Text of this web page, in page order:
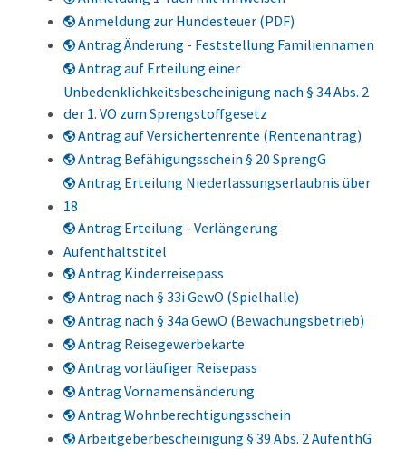
Anmeldung zur Hundesteuer (PDF)
Antrag Änderung - Feststellung Familiennamen
Antrag auf Erteilung einer
Unbedenklichkeitsbescheinigung nach § 34 Abs. 2
der 1. VO zum Sprengstoffgesetz
Antrag auf Versichertenrente (Rentenantrag)
Antrag Befähigungsschein § 20 SprengG
Antrag Erteilung Niederlassungserlaubnis über
18
Antrag Erteilung - Verlängerung
Aufenthaltstitel
Antrag Kinderreisepass
Antrag nach § 33i GewO (Spielhalle)
Antrag nach § 34a GewO (Bewachungsbetrieb)
Antrag Reisegewerbekarte
Antrag vorläufiger Reisepass
Antrag Vornamensänderung
Antrag Wohnberechtigungsschein
Arbeitgeberbescheinigung § 39 Abs. 2 AufenthG